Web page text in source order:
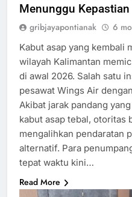
Menunggu Kepastian
gribjayapontianak 6
Kabut asap yang kembali
wilayah Kalimantan
di awal 2026. Salah satu
pesawat Wings Air
Akibat jarak pandang
kabut asap tebal, otoritas
mengalihkan pendaratan
alternatif. Para
tepat waktu kini…
Read More